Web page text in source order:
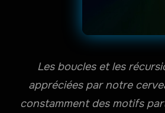
Les boucles et les
appréciées par notre
constamment des motifs